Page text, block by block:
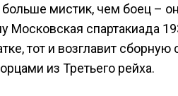
мистик, чем боец –
Московская спартакиада
тот и возглавит
из Третьего рейха.